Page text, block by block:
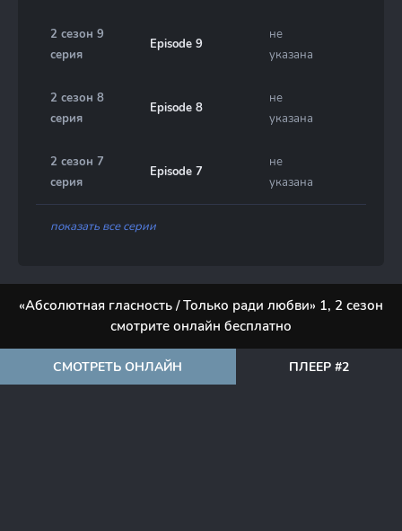
2 сезон 9
серия
Episode 9
не
указана
2 сезон 8
серия
Episode 8
не
указана
2 сезон 7
серия
Episode 7
не
указана
показать все серии
«Абсолютная гласность / Только ради любви» 1, 2 сезон
смотрите онлайн бесплатно
СМОТРЕТЬ ОНЛАЙН ПЛЕЕР #2